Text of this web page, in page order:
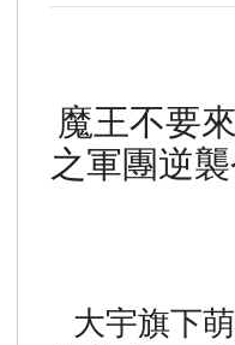
魔王不要
之軍團逆
大宇旗下